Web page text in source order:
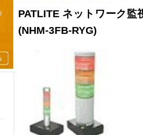
PATLITE ネットワーク
(NHM-3FB-RYG)